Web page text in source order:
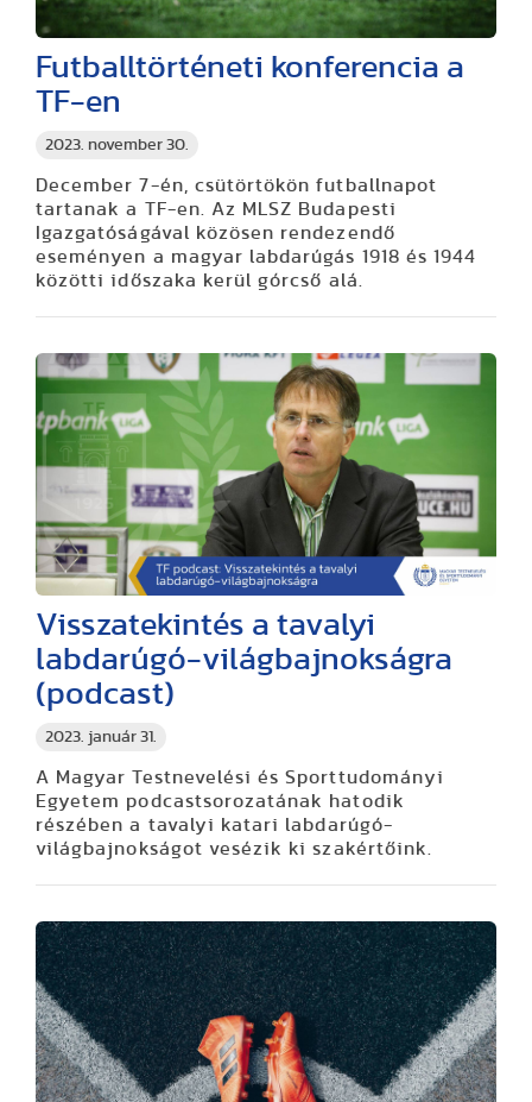
2023. november 30.
Futballtörténeti konferencia a
TF-en
December 7-én, csütörtökön futballnapot
tartanak a TF-en. Az MLSZ Budapesti
Igazgatóságával közösen rendezendő
eseményen a magyar labdarúgás 1918 és 1944
közötti időszaka kerül górcső alá.
2023. január 31.
Visszatekintés a tavalyi
labdarúgó-világbajnokságra
(podcast)
A Magyar Testnevelési és Sporttudományi
Egyetem podcastsorozatának hatodik
részében a tavalyi katari labdarúgó-
világbajnokságot vesézik ki szakértőink.